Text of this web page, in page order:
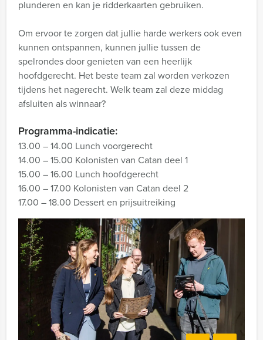
plunderen en kan je ridderkaarten gebruiken.
Om ervoor te zorgen dat jullie harde werkers ook even
kunnen ontspannen, kunnen jullie tussen de
spelrondes door genieten van een heerlijk
hoofdgerecht. Het beste team zal worden verkozen
tijdens het nagerecht. Welk team zal deze middag
afsluiten als winnaar?
Programma-indicatie:
13.00 – 14.00 Lunch voorgerecht
14.00 – 15.00 Kolonisten van Catan deel 1
15.00 – 16.00 Lunch hoofdgerecht
16.00 – 17.00 Kolonisten van Catan deel 2
17.00 – 18.00 Dessert en prijsuitreiking